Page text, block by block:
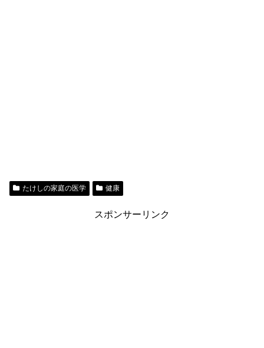
たけしの家庭の医学 健康
スポンサーリンク